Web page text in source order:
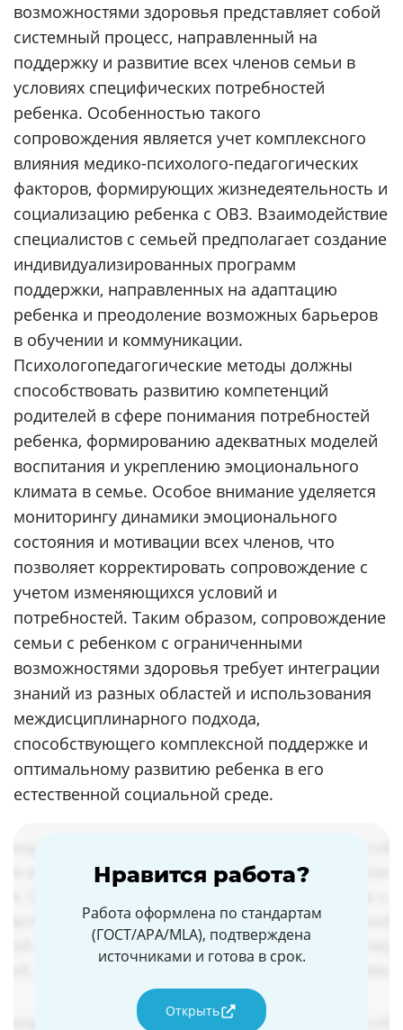
возможностями здоровья представляет собой
системный процесс, направленный на
поддержку и развитие всех членов семьи в
условиях специфических потребностей
ребенка. Особенностью такого
сопровождения является учет комплексного
влияния медико-психолого-педагогических
факторов, формирующих жизнедеятельность и
социализацию ребенка с ОВЗ. Взаимодействие
специалистов с семьей предполагает создание
индивидуализированных программ
поддержки, направленных на адаптацию
ребенка и преодоление возможных барьеров
в обучении и коммуникации.
Психологопедагогические методы должны
способствовать развитию компетенций
родителей в сфере понимания потребностей
ребенка, формированию адекватных моделей
воспитания и укреплению эмоционального
климата в семье. Особое внимание уделяется
мониторингу динамики эмоционального
состояния и мотивации всех членов, что
позволяет корректировать сопровождение с
учетом изменяющихся условий и
потребностей. Таким образом, сопровождение
семьи с ребенком с ограниченными
возможностями здоровья требует интеграции
знаний из разных областей и использования
междисциплинарного подхода,
способствующего комплексной поддержке и
оптимальному развитию ребенка в его
естественной социальной среде.
Нравится работа?
Работа оформлена по стандартам
(ГОСТ/APA/MLA), подтверждена
источниками и готова в срок.
Открыть